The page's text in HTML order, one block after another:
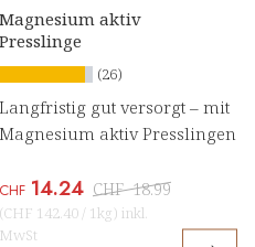
Magnesium aktiv
Presslinge
(26)
Langfristig gut versorgt – mit
Magnesium aktiv Presslingen
CHF 14.24 CHF 18.99
(CHF 142.40 / 1kg) inkl.
MwSt